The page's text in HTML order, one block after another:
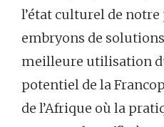
l’état culturel de notre
embryons de
meilleure utilisation
potentiel de la
de l’Afrique où la